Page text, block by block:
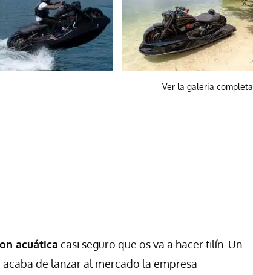
Ver la galeria completa
acuática casi seguro que os va a hacer tilín. Un
acaba de lanzar al mercado la empresa